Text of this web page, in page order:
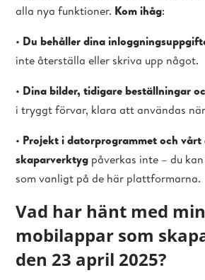
alla nya funktioner. Kom ihåg:
• Du behåller dina
inte återställa eller skriva upp något.
• Dina bilder, tidigare beställningar
i tryggt förvar, klara att användas
• Projekt i datorprogrammet och vårt
skaparverktyg påverkas inte – du
som vanligt på de här plattformarna.
Vad har hänt med
mobilappar som
den 23 april 2025?